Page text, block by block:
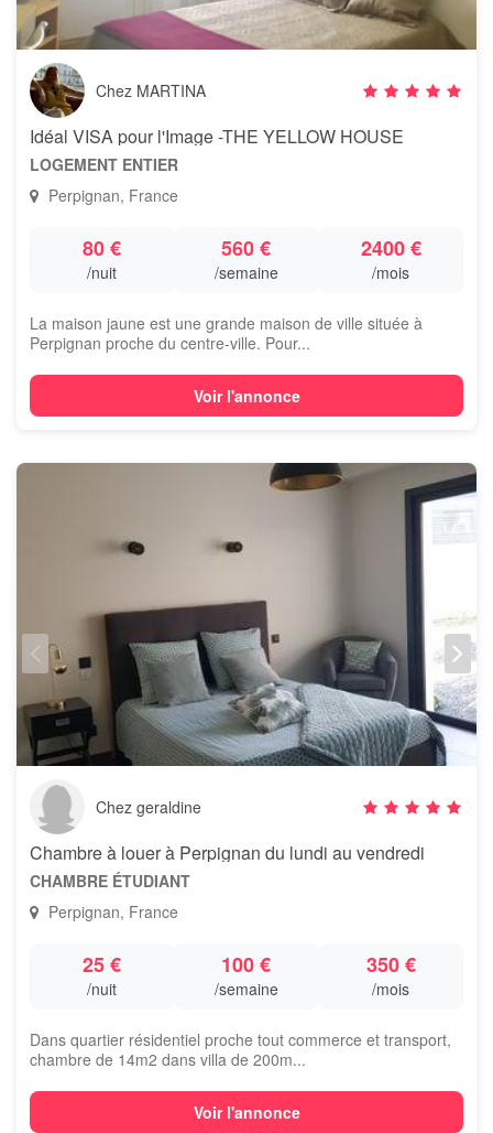
Chez MARTINA
Idéal VISA pour l'Image -THE YELLOW HOUSE
LOGEMENT ENTIER
Perpignan, France
80 €
/nuit
560 €
/semaine
2400 €
/mois
La maison jaune est une grande maison de ville située à
Perpignan proche du centre-ville. Pour...
Voir l'annonce
Chez geraldine
Chambre à louer à Perpignan du lundi au vendredi
CHAMBRE ÉTUDIANT
Perpignan, France
25 €
/nuit
100 €
/semaine
350 €
/mois
Dans quartier résidentiel proche tout commerce et transport,
chambre de 14m2 dans villa de 200m...
Voir l'annonce